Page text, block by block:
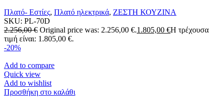
Πλατό- Εστίες, Πλατό ηλεκτρικά, ΖΕΣΤΗ ΚΟΥΖΙΝΑ
SKU: PL-70D
2.256,00€ Original price was: 2.256,00 €.1.805,00 €Η τρέχουσα
τιμή είναι: 1.805,00 €.
-20%
Add to compare
Quick view
Add to wishlist
Προσθήκη στο καλάθι